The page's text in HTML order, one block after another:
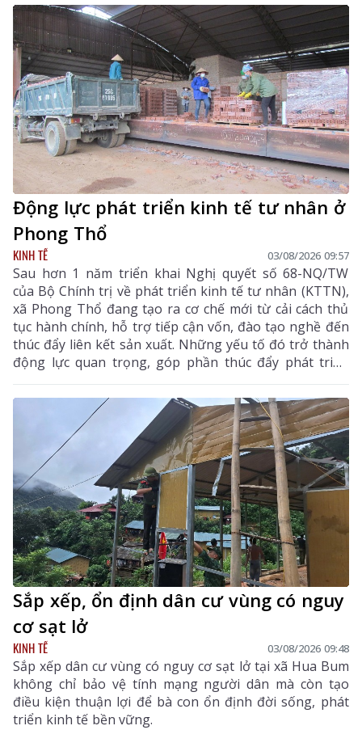
lý thuế, chống thất thu ngân sách và thúc đẩy chuyển
đổi số trên địa bàn tỉnh.
Động lực phát triển kinh tế tư nhân ở
Phong Thổ
KINH TẾ 03/08/2026 09:57
Sau hơn 1 năm triển khai Nghị quyết số 68-NQ/TW
của Bộ Chính trị về phát triển kinh tế tư nhân (KTTN),
xã Phong Thổ đang tạo ra cơ chế mới từ cải cách thủ
tục hành chính, hỗ trợ tiếp cận vốn, đào tạo nghề đến
thúc đẩy liên kết sản xuất. Những yếu tố đó trở thành
động lực quan trọng, góp phần thúc đẩy phát triển
kinh tế - xã hội của vùng đất biên cương, từng bước
khẳng định rõ nét vai trò của KTTN.
Sắp xếp, ổn định dân cư vùng có nguy
cơ sạt lở
KINH TẾ 03/08/2026 09:48
Sắp xếp dân cư vùng có nguy cơ sạt lở tại xã Hua Bum
không chỉ bảo vệ tính mạng người dân mà còn tạo
điều kiện thuận lợi để bà con ổn định đời sống, phát
triển kinh tế bền vững.